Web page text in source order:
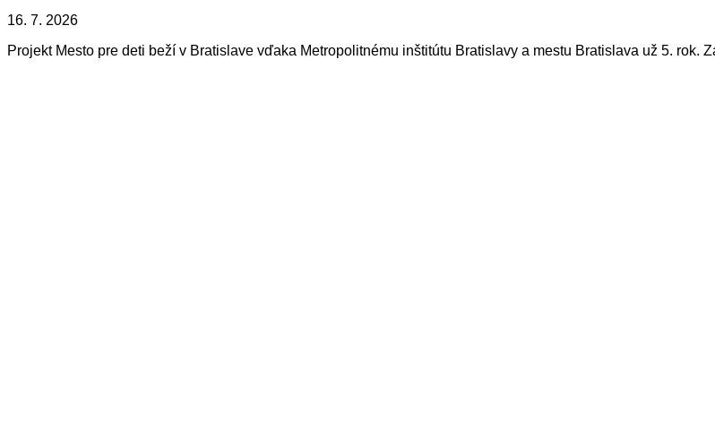
16. 7. 2026
Projekt Mesto pre deti beží v Bratislave vďaka Metropolitnému inštitútu Bratislavy a mestu Bratislava už 5. rok.